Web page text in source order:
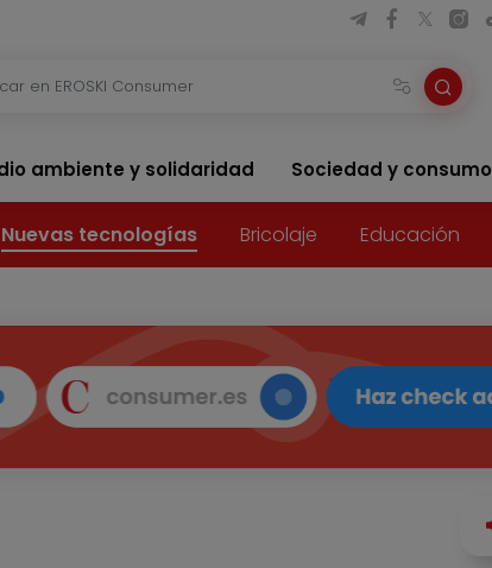
ambiente y solidaridad Sociedad y consumo
Nuevas tecnologías Bricolaje Educación